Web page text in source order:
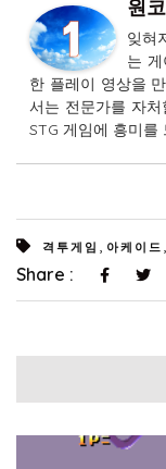
원
잊혀
는
한 플레이 영상을
서는 전문가를 자
STG 게임에 흥미를
격투게임 아케이드
Share :